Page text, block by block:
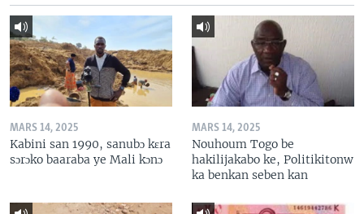
MARS 14, 2025
Kabini san 1990, sanubɔ kɛra
sɔrɔko baaraba ye Mali kɔnɔ
MARS 14, 2025
Nouhoum Togo be
hakilijakabo ke, Politikitonw
ka benkan seben kan